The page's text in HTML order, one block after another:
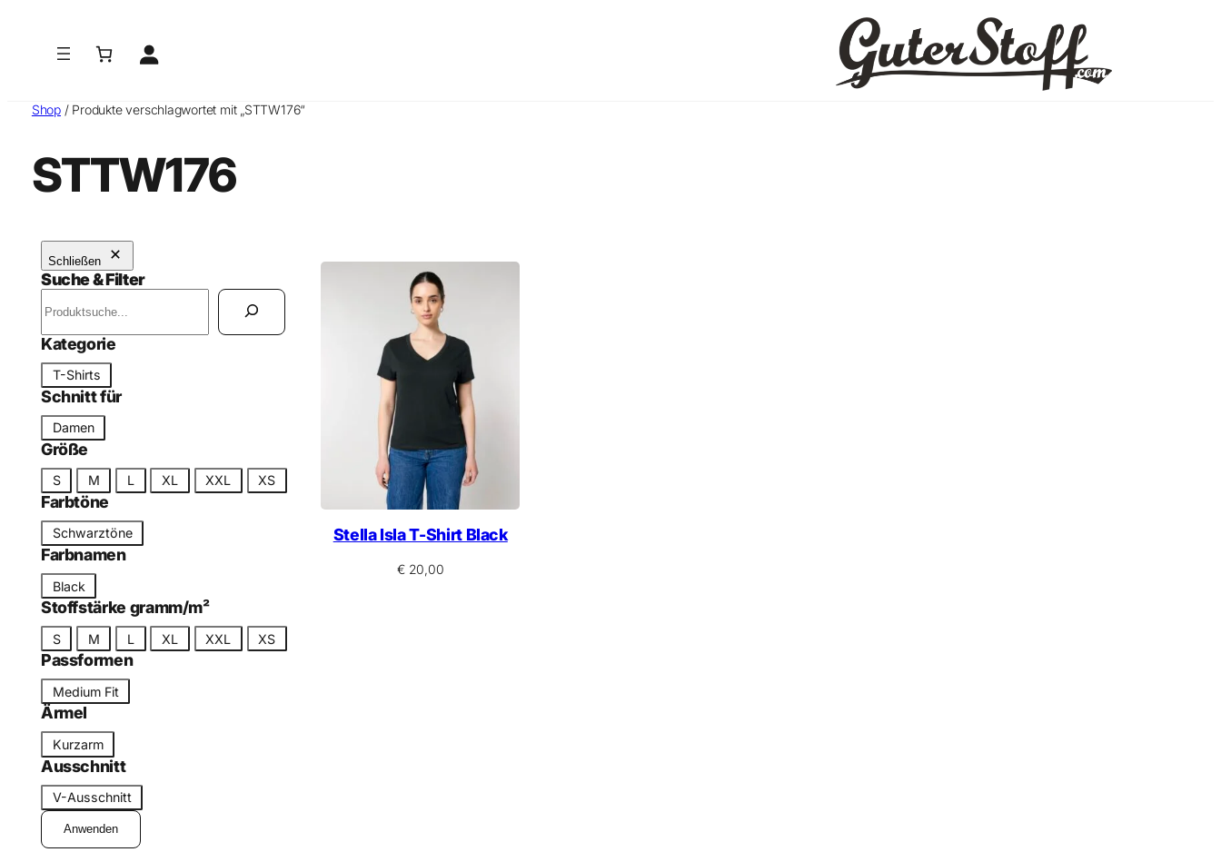
Shop / Produkte verschlagwortet mit „STTW176“
STTW176
Schließen
Suche & Filter
u
c
h
e
n
Kategorie
a
t
e
g
r
i
e
T-Shirts
Schnitt für
c
h
n
i
t
Damen
Größe
r
ö
ß
e
S M L XL XXL XS
Farbtöne
a
r
b
t
n
Schwarztöne
Farbnamen
a
r
b
n
m
e
Black
Stoffstärke gramm/m²
r
ö
ß
e
S M L XL XXL XS
Passformen
a
s
s
f
r
m
Medium Fit
Ärmel
r
m
e
Kurzarm
Ausschnitt
u
s
V-Ausschnitt
Anwenden
Stella Isla T-Shirt Black
€20,00